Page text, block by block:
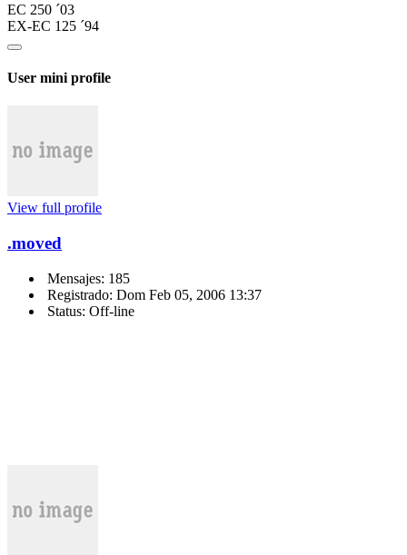
EC 250 ´03
EX-EC 125 ´94
User mini profile
View full profile
.moved
Mensajes: 185
Registrado: Dom Feb 05, 2006 13:37
Status: Off-line